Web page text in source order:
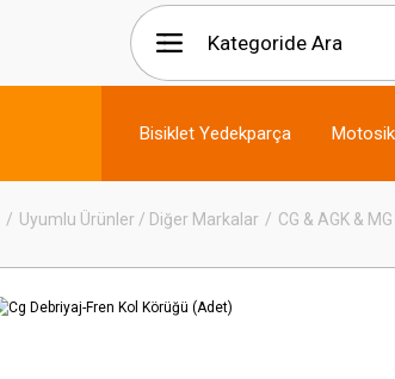
Bisiklet Yedekparça
Uyumlu Ürünler / Diğer Markalar CG & AGK & MG